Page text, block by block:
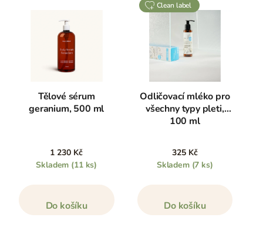
Tělové sérum
geranium, 500 ml
1 230 Kč
Skladem (11 ks)
Do košíku
clean label
Odličovací mléko pro
všechny typy pleti,
100 ml
325 Kč
Skladem (7 ks)
Do košíku